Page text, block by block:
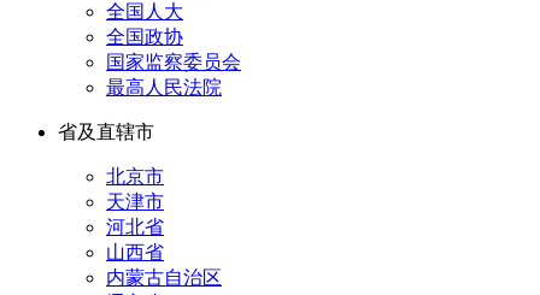
全国人大
全国政协
国家监察委员会
最高人民法院
省及直辖市
北京市
天津市
河北省
山西省
内蒙古自治区